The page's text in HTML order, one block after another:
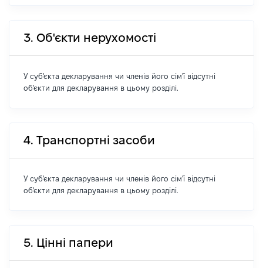
3. Об'єкти нерухомості
У суб'єкта декларування чи членів його сім'ї відсутні
об'єкти для декларування в цьому розділі.
4. Транспортні засоби
У суб'єкта декларування чи членів його сім'ї відсутні
об'єкти для декларування в цьому розділі.
5. Цінні папери